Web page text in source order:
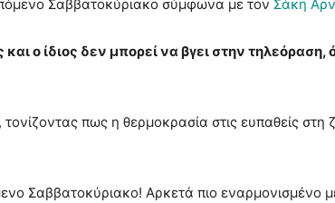
Σαββατοκύριακο σύμφωνα με τον Σάκη
και ο ίδιος δεν μπορεί να βγει στην
πως η θερμοκρασία στις ευπαθείς στη
Σαββατοκύριακο! Αρκετά πιο εναρμονισμένο